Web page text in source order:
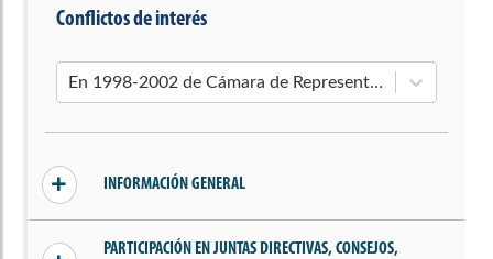
Conflictos de interés
En 1998-2002 de Cámara de Representantes
INFORMACIÓN GENERAL
Sin conflictos declarados
PARTICIPACIÓN EN JUNTAS DIRECTIVAS, CONSEJOS,